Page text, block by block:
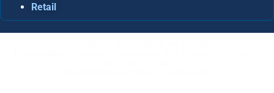
Retail